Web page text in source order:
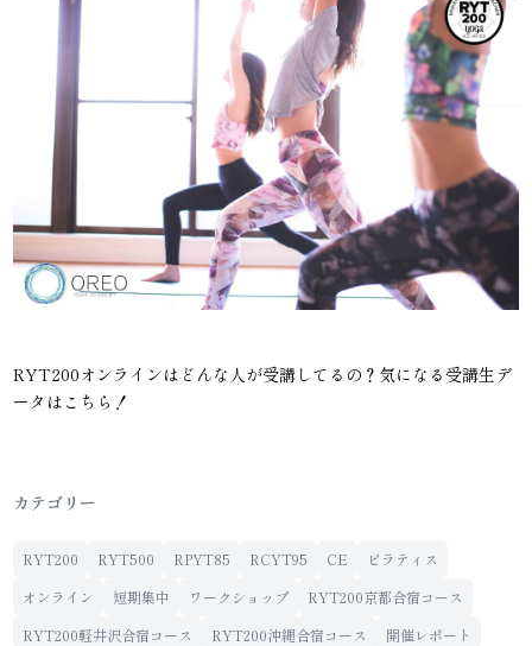
RYT200オンラインはどんな人が受講してるの？気になる受講生デ
ータはこちら！
カテゴリー
RYT200 RYT500 RPYT85 RCYT95 CE
ピラティス
オンライン
短期集中 ワークショップ
RYT200京都合宿コース
RYT200軽井沢合宿コース
RYT200沖縄合宿コース
開催レポート